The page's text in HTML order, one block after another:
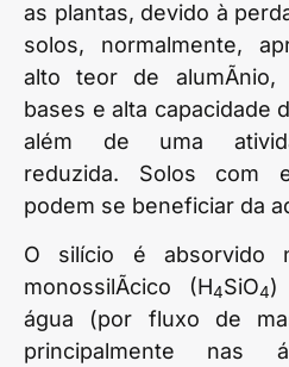
as plantas, devido à
solos, normalmente,
alto teor de alumÃ­nio,
bases e alta capacidade
além de uma
reduzida. Solos com
podem se beneficiar da
O silício é absorvido
monossilÃ­cico (H4SiO4)
água (por fluxo de
principalmente nas